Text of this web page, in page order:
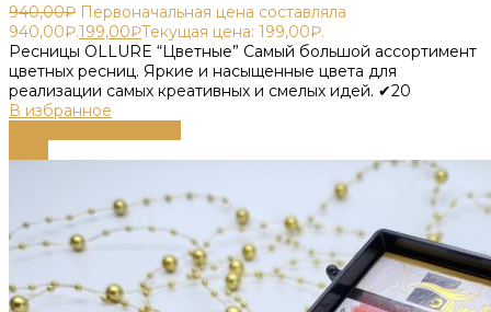
940,00₽ Первоначальная цена составляла
940,00₽.199,00₽Текущая цена: 199,00₽.
Ресницы OLLURE “Цветные” Самый большой ассортимент
цветных ресниц. Яркие и насыщенные цвета для
реализации самых креативных и смелых идей. ✔20
В избранное